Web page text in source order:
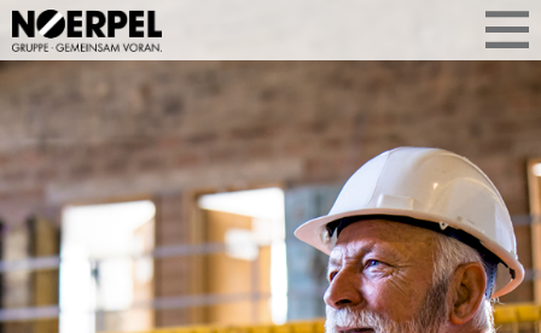
QUALITÄT
MIT SYSTEM
Qualität entsteht durch klare Prozesse.
Sie profitieren von geschulten Teams,
zertifizierten Abläufen und